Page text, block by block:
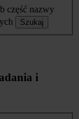
część nazwy
Szukaj
i